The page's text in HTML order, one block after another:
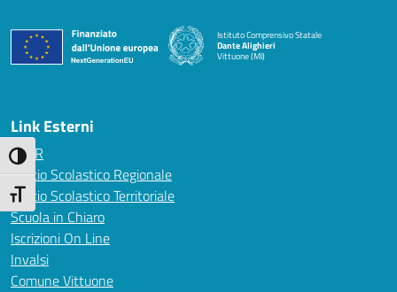
Attiva/disattiva alto contrasto
Attiva/disattiva dimensione testo
Istituto Comprensivo Statale
Dante Alighieri
Vittuone (MI)
— Visita la pagina iniziale della scuola
Link Esterni
MIUR
Ufficio Scolastico Regionale
Ufficio Scolastico Territoriale
Scuola in Chiaro
Iscrizioni On Line
Invalsi
Comune Vittuone